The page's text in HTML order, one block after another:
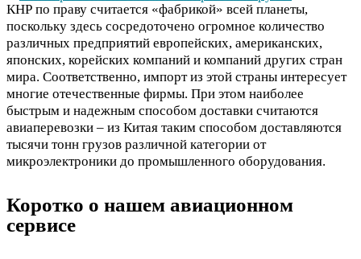
КНР по праву считается «фабрикой» всей планеты,
поскольку здесь сосредоточено огромное количество
различных предприятий европейских, американских,
японских, корейских компаний и компаний других стран
мира. Соответственно, импорт из этой страны интересует
многие отечественные фирмы. При этом наиболее
быстрым и надежным способом доставки считаются
авиаперевозки – из Китая таким способом доставляются
тысячи тонн грузов различной категории от
микроэлектроники до промышленного оборудования.
Коротко о нашем авиационном
сервисе